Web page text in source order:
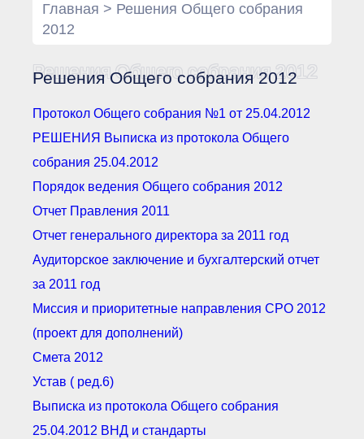
● Протоколы Правления
Документы Ассоциации
● Организационные
● Действующие документы
● Сбор предложений во
Компенсационный фонд
Ассоциации
● Реестр членов
● Реестр членов
Ассоциации — технических
Главная > Решения Общего собрания
2012
Решения Общего собрания 2012
Решения Общего собрания 2012
Протокол Общего собрания №1 от 25.04.2012
РЕШЕНИЯ Выписка из протокола Общего
собрания 25.04.2012
Порядок ведения Общего собрания 2012
Отчет Правления 2011
Отчет генерального директора за 2011 год
Аудиторское заключение и бухгалтерский отчет
за 2011 год
Миссия и приоритетные направления СРО 2012
(проект для дополнений)
Смета 2012
Устав ( ред.6)
Выписка из протокола Общего собрания
25.04.2012 ВНД и стандарты